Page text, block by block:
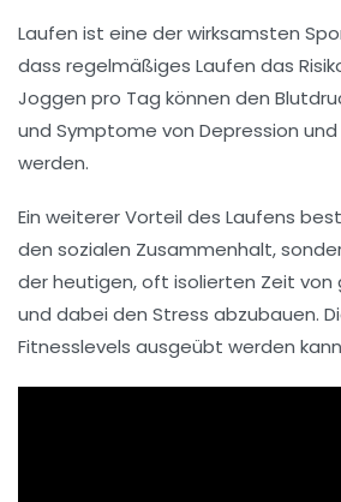
Laufen ist eine derwirksamsten
dass regelmäßiges Laufen das
Joggen pro Tag können den
und Symptome von Depression
werden.
Ein weiterer Vorteil des Laufens
den sozialen Zusammenhalt,
der heutigen, oft isolierten Zeit von
und dabei den Stress abzubauen.
Fitnesslevels ausgeübt werden